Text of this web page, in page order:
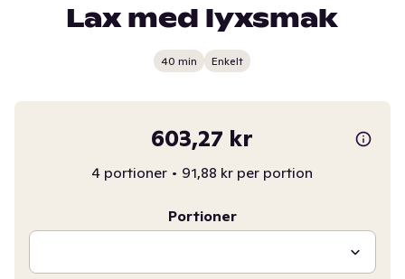
Lax med lyxsmak
40 min Enkelt
603,27 kr
4 portioner • 91,88 kr per portion
Portioner